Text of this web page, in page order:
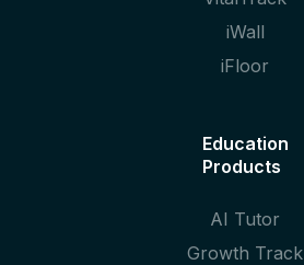
iWall
iFloor
Education
Products
AI Tutor
Growth Track